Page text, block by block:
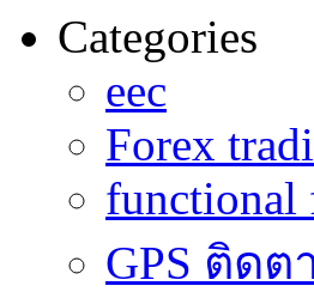
Categories
eec
Forex
functional
GPS ติดต